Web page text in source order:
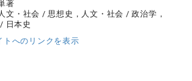
著
文・社会 / 思想史，人文・社会 / 政治学，
日本史
トへのリンクを表示